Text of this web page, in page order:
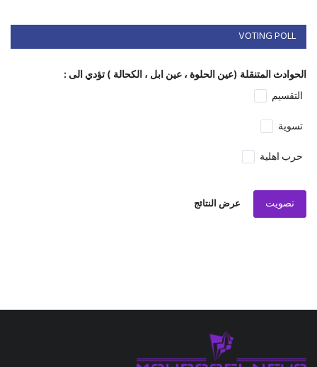
VOTING POLL
الحوادث المتنقلة (عين الحلوة ، عين ابل ، الكحالة ) تؤدي الى :
التقسيم
تسوية
حرب اهلية
تصويت عرض النتائج